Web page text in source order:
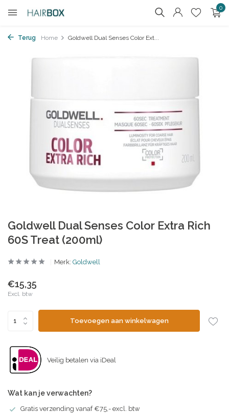
0
Terug Home Goldwell Dual Senses Color Ext...
Goldwell Dual Senses Color Extra Rich
60S Treat (200ml)
Merk: Goldwell
€15,35
Excl. btw
Toevoegen aan winkelwagen
Veilig betalen via iDeal
Wat kan je verwachten?
Gratis verzending vanaf €75,- excl. btw